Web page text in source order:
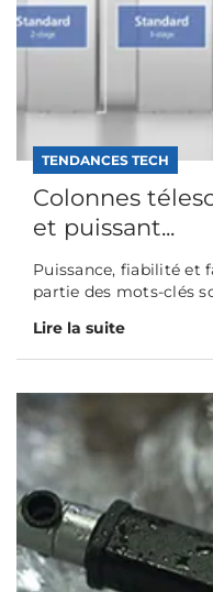
TENDANCES TECH
Colonnes
et puissant...
Puissance, fiabilité et
partie des mots-clés
Lire la suite